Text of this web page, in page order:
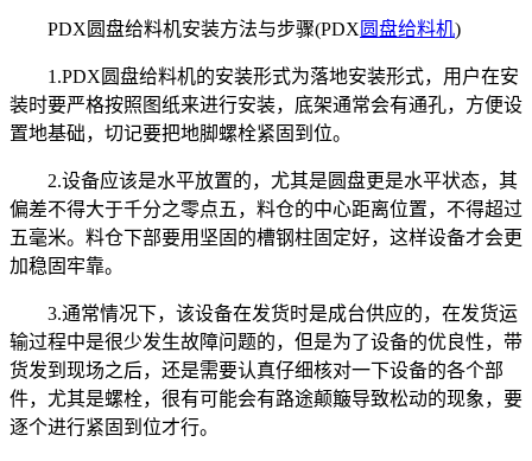
PDX圆盘给料机安装方法与步骤(PDX 圆盘给料机)
1.PDX圆盘给料机的安装形式为落地安装形式，用户在安
装时要严格按照图纸来进行安装，底架通常会有通孔，方便设
置地基础，切记要把地脚螺栓紧固到位。
2.设备应该是水平放置的，尤其是圆盘更是水平状态，其
偏差不得大于千分之零点五，料仓的中心距离位置，不得超过
五毫米。料仓下部要用坚固的槽钢柱固定好，这样设备才会更
加稳固牢靠。
3.通常情况下，该设备在发货时是成台供应的，在发货运
输过程中是很少发生故障问题的，但是为了设备的优良性，带
货发到现场之后，还是需要认真仔细核对一下设备的各个部
件，尤其是螺栓，很有可能会有路途颠簸导致松动的现象，要
逐个进行紧固到位才行。